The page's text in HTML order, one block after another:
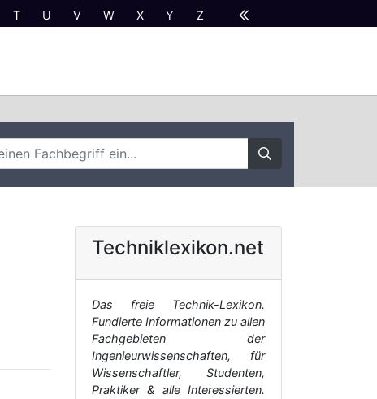
T U V W X Y Z
Techniklexikon.net
Das freie Technik-Lexikon.
Fundierte Informationen zu allen
Fachgebieten der
Ingenieurwissenschaften, für
Wissenschaftler, Studenten,
Praktiker & alle Interessierten.